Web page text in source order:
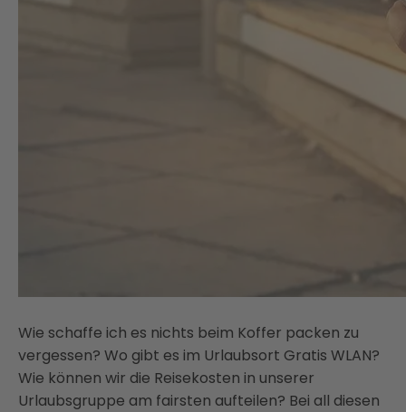
Wie schaffe ich es nichts beim Koffer packen zu
vergessen? Wo gibt es im Urlaubsort Gratis WLAN?
Wie können wir die Reisekosten in unserer
Urlaubsgruppe am fairsten aufteilen? Bei all diesen